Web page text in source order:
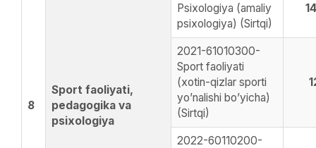
8
Sport faoliyati,
pedagogika va
psixologiya
Psixologiya (amaliy
psixologiya) (Sirtqi)
2021-61010300-
Sport faoliyati
(xotin-qizlar sporti
yoʼnalishi boʼyicha)
(Sirtqi)
2022-60110200-